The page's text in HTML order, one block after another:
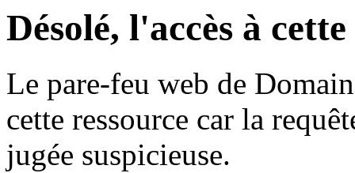
Désolé, l'accès à
Le pare-feu web de
cette ressource car la
jugée suspicieuse.